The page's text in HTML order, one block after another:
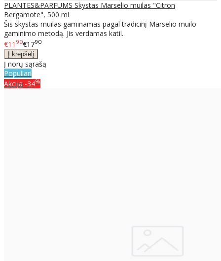
PLANTES&PARFUMS Skystas Marselio muilas "Citron
Bergamote", 500 ml
Šis skystas muilas gaminamas pagal tradicinį Marselio muilo
gaminimo metodą. Jis verdamas katil..
€11 90€1790
Į norų sąrašą
Populiari
Akcija -34%